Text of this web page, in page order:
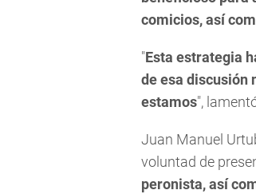
comicios, así
"Esta estrategia
de esa discusión
estamos",
Juan Manuel
voluntad de
peronista, así